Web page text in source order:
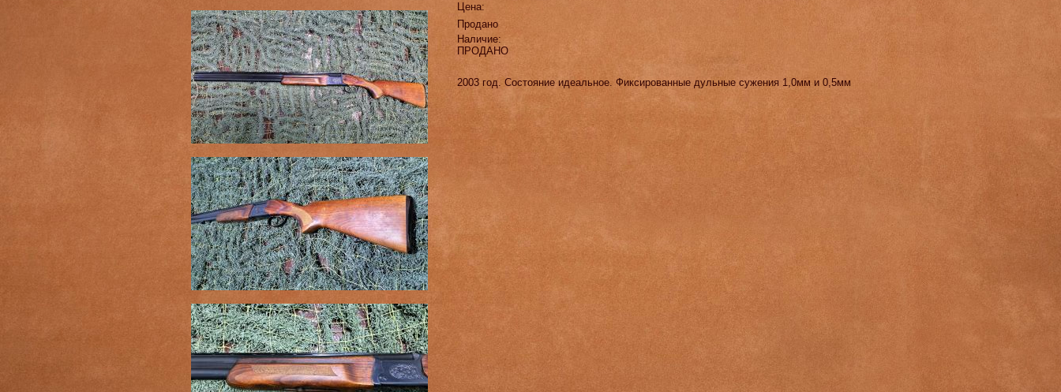
Цена:
Продано
Наличие:
ПРОДАНО
2003 год. Состояние идеальное. Фиксированные дульные сужения 1,0мм и 0,5мм